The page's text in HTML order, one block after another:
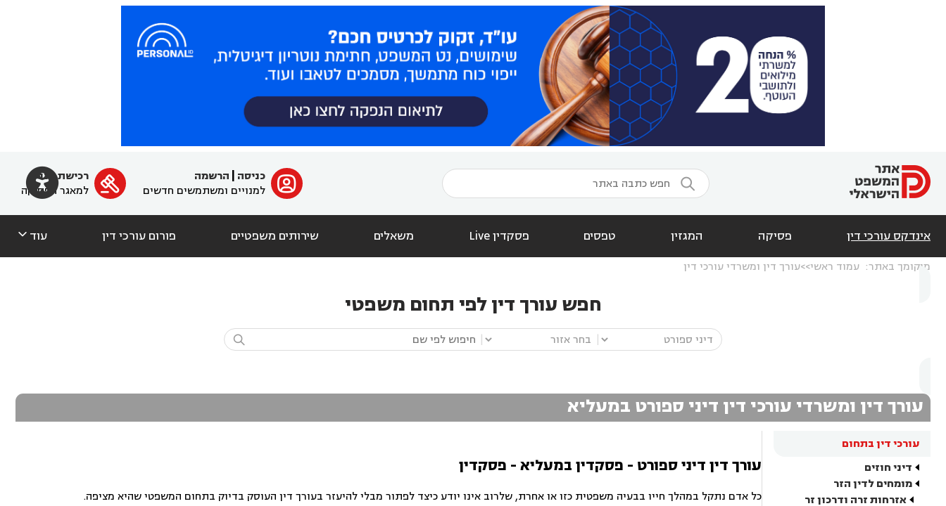
  ﱐ כניסה
הרשמה
למנויים ומשתמשים חדשים

רכישת מנוי
למאגר הפסיקה
אינדקס עורכי דין פסיקה המגזין טפסים פסקדין Live משאלים שירותים משפטיים פורום עורכי דין עוד 
מיקומך באתר: עמוד ראשי עורך דין ומשרדי עורכי דין
חפש עורך דין לפי תחום משפטי

עורך דין ומשרדי עורכי דין דיני ספורט במעליא
עורכי דין בתחום
דיני חוזים
מומחים לדין הזר
אזרחות זרה ודרכון זר
עורך דין דיני ספורט - פסקדין במעליא - פסקדין
כל אדם נתקל במהלך חייו בבעיה משפטית כזו או אחרת, שלרוב אינו יודע כיצד לפתור מבלי להיעזר בעורך דין העוסק בדיוק בתחום המשפטי שהיא מציפה.